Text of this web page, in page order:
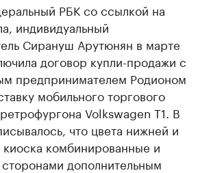
РБК со ссылкой на
индивидуальный
Сирануш Арутюнян в марте
договор купли-продажи с
предпринимателем Родионом
мобильного торгового
Volkswagen T1. В
что цвета нижней и
киоска комбинированные и
дополнительным